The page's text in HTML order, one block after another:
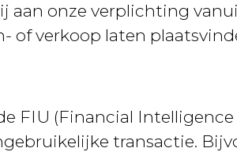
aan onze verplichting
of verkoop laten
FIU (Financial Intelligence
transactie.